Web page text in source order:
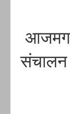
संचालन